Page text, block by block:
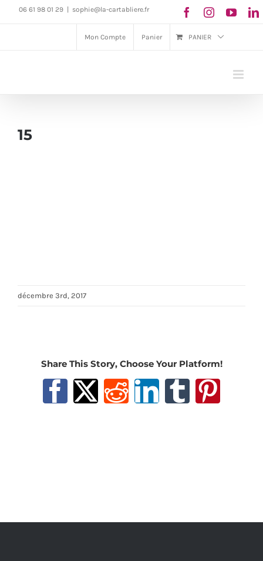
Passer06 61 98 01 29 sophie@la-cartabliere.fr
Mon Compte Panier PANIER
15
décembre 3rd, 2017
Share This Story, Choose Your Platform!
Facebook
X RedditLinkedIn
Tumblr